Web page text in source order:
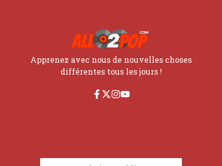
Apprenez avec nous de nouvelles choses
différentes tous les jours !